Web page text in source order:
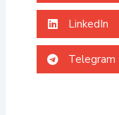
LinkedIn
Telegram